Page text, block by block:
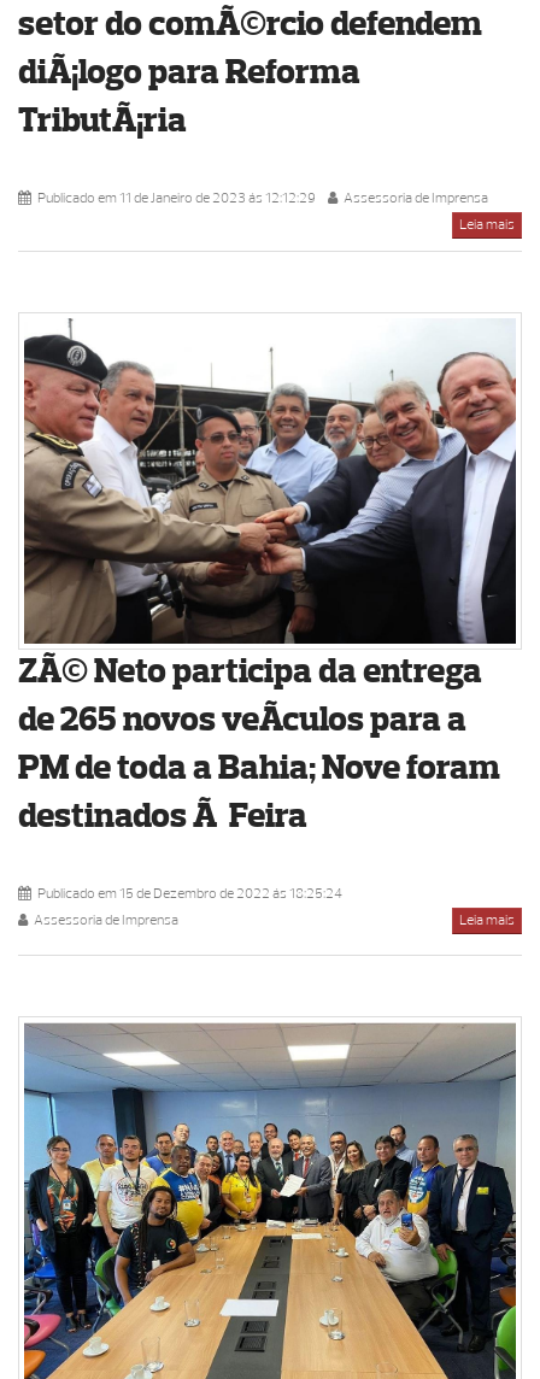
setor do comÃ©rcio defendem
diÃ¡logo para Reforma
TributÃ¡ria
Publicado em 11 de Janeiro de 2023 ás 12:12:29
Assessoria de Imprensa
Leia mais
ZÃ© Neto participa da entrega
de 265 novos veÃ­culos para a
PM de toda a Bahia; Nove foram
destinados Ã Feira
Publicado em 15 de Dezembro de 2022 ás 18:25:24
Assessoria de Imprensa
Leia mais